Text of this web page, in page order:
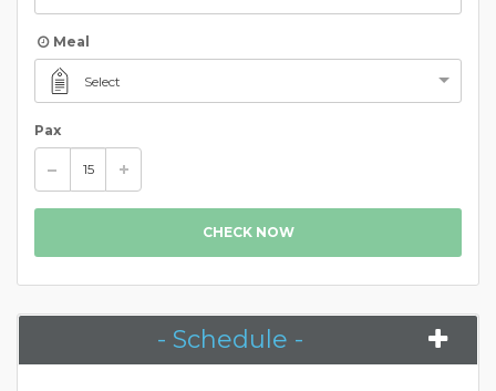
Meal
Select
Pax
CHECK NOW
- Schedule -